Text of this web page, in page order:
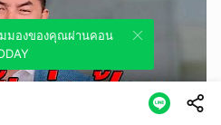
นเทนต์นี้บน
มองของคุณผ่านคอน